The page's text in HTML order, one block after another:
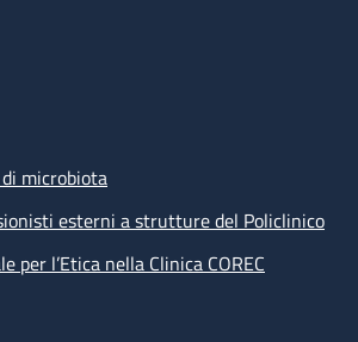
microbiota
esterni a strutture del Policlinico
per l’Etica nella Clinica COREC